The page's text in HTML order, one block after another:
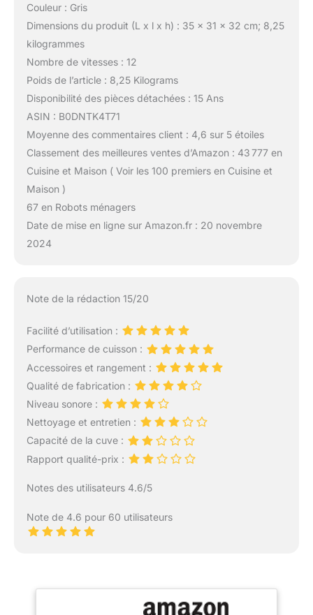
Couleur : Gris
Dimensions du produit (L x l x h) : 35 x 31 x 32 cm; 8,25
kilogrammes
Nombre de vitesses : 12
Poids de l’article : 8,25 Kilograms
Disponibilité des pièces détachées : 15 Ans
ASIN : B0DNTK4T71
Moyenne des commentaires client : 4,6 sur 5 étoiles
Classement des meilleures ventes d’Amazon : 43 777 en
Cuisine et Maison ( Voir les 100 premiers en Cuisine et
Maison )
67 en Robots ménagers
Date de mise en ligne sur Amazon.fr : 20 novembre
2024
Note de la rédaction 15/20
Facilité d’utilisation :
Performance de cuisson :
Accessoires et rangement :
Qualité de fabrication :
Niveau sonore :
Nettoyage et entretien :
Capacité de la cuve :
Rapport qualité-prix :
Notes des utilisateurs 4.6/5
Note de 4.6 pour 60 utilisateurs